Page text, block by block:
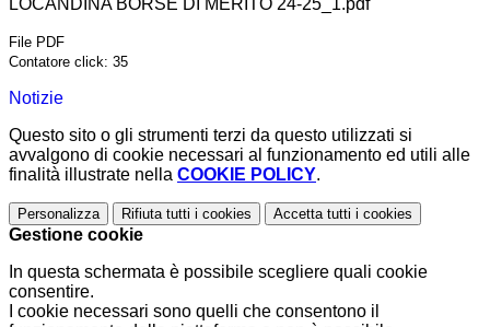
LOCANDINA BORSE DI MERITO 24-25_1.pdf
File PDF
Contatore click: 35
Notizie
Questo sito o gli strumenti terzi da questo utilizzati si
avvalgono di cookie necessari al funzionamento ed utili alle
finalità illustrate nella COOKIE POLICY.
Personalizza Rifiuta tutti i cookies Accetta tutti i cookies
Gestione cookie
In questa schermata è possibile scegliere quali cookie
consentire.
I cookie necessari sono quelli che consentono il